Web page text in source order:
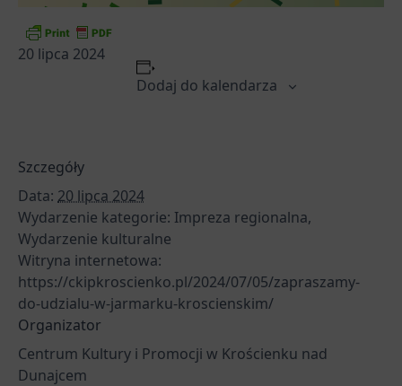
20 lipca 2024
Dodaj do kalendarza
Szczegóły
Data: 20 lipca 2024
Wydarzenie kategorie: Impreza regionalna,
Wydarzenie kulturalne
Witryna internetowa:
https://ckipkroscienko.pl/2024/07/05/zapraszamy-
do-udzialu-w-jarmarku-kroscienskim/
Organizator
Centrum Kultury i Promocji w Krościenku nad
Dunajcem